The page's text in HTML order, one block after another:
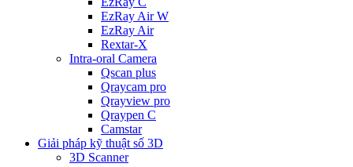
EzRay Air W
EzRay Air
Rextar-X
Intra-oral Camera
Qscan plus
Qraycam pro
Qrayview pro
Qraypen C
Camstar
Giải pháp kỹ thuật số 3D
3D Scanner